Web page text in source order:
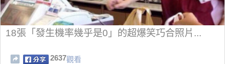
18張「發生機率幾乎是0」的超爆笑巧合照片...
2637觀看